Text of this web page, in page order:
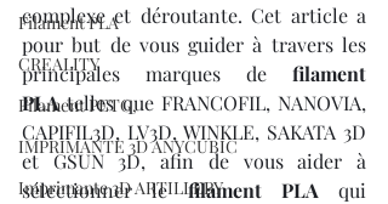
Filament PLA
CREALITY
Filament PETG,
IMPRIMANTE 3D ANYCUBIC
Imprimante 3D ARTILLERY
complexe et déroutante. Cet article a
pour but de vous guider à travers les
principales marques de filament
PLA telles que FRANCOFIL, NANOVIA,
CAPIFIL3D, LV3D, WINKLE, SAKATA 3D
et GSUN 3D, afin de vous aider à
sélectionner le filament PLA qui